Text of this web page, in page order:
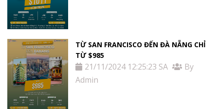
TỪ SAN FRANCISCO ĐẾN ĐÀ NẴNG CHỈ
TỪ $985
21/11/2024 12:25:23 SA
By
Admin